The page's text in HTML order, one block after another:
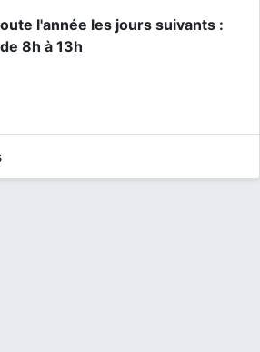
l'année les jours suivants :
8h à 13h